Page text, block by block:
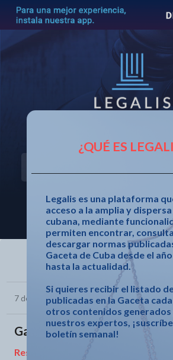
¿QUÉ ES
Legalis es una plataforma
acceso a la amplia y
cubana, mediante
permiten encontrar,
descargar normas
Gaceta de Cuba desde el
hasta la actualidad.
Si quieres recibir el listado
publicadas en la Gaceta
otros contenidos
nuestros expertos,
boletín semanal!
OTRAS OPCIONES DE
ÚLTIMAS
7 de agosto de 2026
Gaceta Oficial No. 66
Resolución 179 de 2026 de